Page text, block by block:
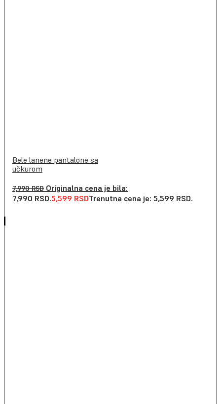
Bele lanene pantalone sa
učkurom
7,990RSD Originalna cena je bila:
7,990 RSD.5,599 RSDTrenutna cena je: 5,599 RSD.